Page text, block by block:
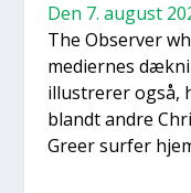
Den 7. august
The Obser­ver
medi­er­nes
illu­stre­rer også,
blandt andre
Gre­er sur­fer